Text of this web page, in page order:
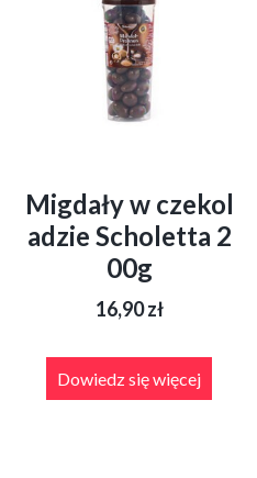
Migdały w czekol
adzie Scholetta 2
00g
16,90zł
Dowiedz się więcej